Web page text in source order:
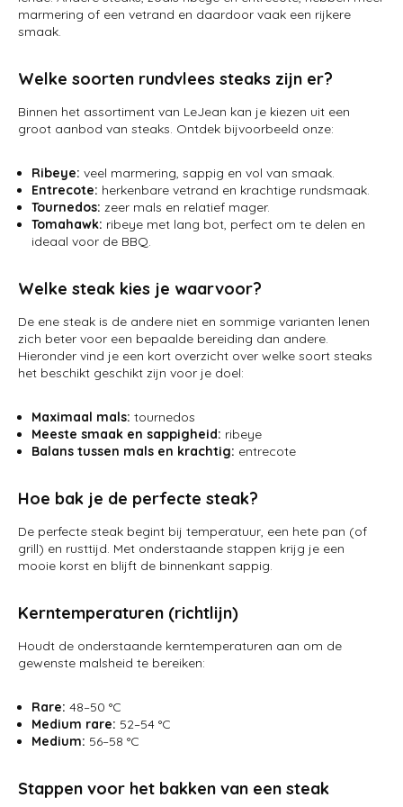
marmering of een vetrand en daardoor vaak een rijkere
smaak.
Welke soorten rundvlees steaks zijn er?
Binnen het assortiment van LeJean kan je kiezen uit een
groot aanbod van steaks. Ontdek bijvoorbeeld onze:
Ribeye: veel marmering, sappig en vol van smaak.
Entrecote: herkenbare vetrand en krachtige rundsmaak.
Tournedos: zeer mals en relatief mager.
Tomahawk: ribeye met lang bot, perfect om te delen en
ideaal voor de BBQ.
Welke steak kies je waarvoor?
De ene steak is de andere niet en sommige varianten lenen
zich beter voor een bepaalde bereiding dan andere.
Hieronder vind je een kort overzicht over welke soort steaks
het beschikt geschikt zijn voor je doel:
Maximaal mals: tournedos
Meeste smaak en sappigheid: ribeye
Balans tussen mals en krachtig: entrecote
Hoe bak je de perfecte steak?
De perfecte steak begint bij temperatuur, een hete pan (of
grill) en rusttijd. Met onderstaande stappen krijg je een
mooie korst en blijft de binnenkant sappig.
Kerntemperaturen (richtlijn)
Houdt de onderstaande kerntemperaturen aan om de
gewenste malsheid te bereiken:
Rare: 48–50 °C
Medium rare: 52–54 °C
Medium: 56–58 °C
Stappen voor het bakken van een steak